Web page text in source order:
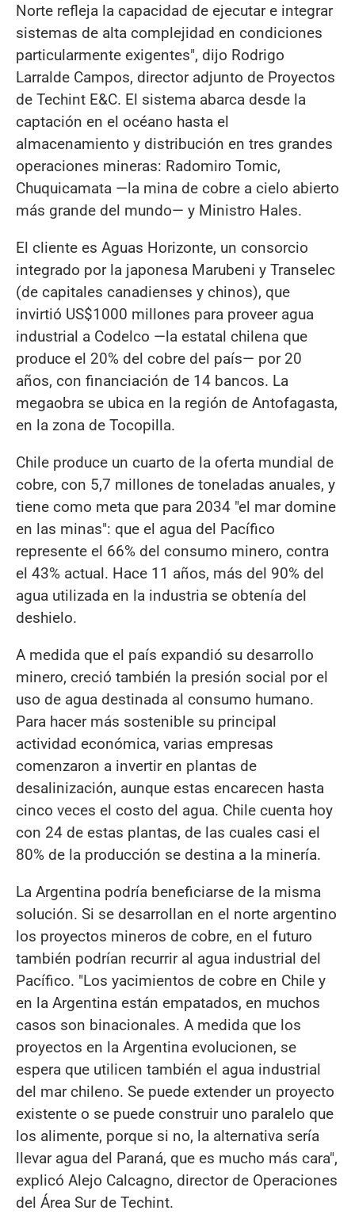
Norte refleja la capacidad de ejecutar e integrar
sistemas de alta complejidad en condiciones
particularmente exigentes", dijo Rodrigo
Larralde Campos, director adjunto de Proyectos
de Techint E&C. El sistema abarca desde la
captación en el océano hasta el
almacenamiento y distribución en tres grandes
operaciones mineras: Radomiro Tomic,
Chuquicamata —la mina de cobre a cielo abierto
más grande del mundo— y Ministro Hales.
El cliente es Aguas Horizonte, un consorcio
integrado por la japonesa Marubeni y Transelec
(de capitales canadienses y chinos), que
invirtió US$1000 millones para proveer agua
industrial a Codelco —la estatal chilena que
produce el 20% del cobre del país— por 20
años, con financiación de 14 bancos. La
megaobra se ubica en la región de Antofagasta,
en la zona de Tocopilla.
Chile produce un cuarto de la oferta mundial de
cobre, con 5,7 millones de toneladas anuales, y
tiene como meta que para 2034 "el mar domine
en las minas": que el agua del Pacífico
represente el 66% del consumo minero, contra
el 43% actual. Hace 11 años, más del 90% del
agua utilizada en la industria se obtenía del
deshielo.
A medida que el país expandió su desarrollo
minero, creció también la presión social por el
uso de agua destinada al consumo humano.
Para hacer más sostenible su principal
actividad económica, varias empresas
comenzaron a invertir en plantas de
desalinización, aunque estas encarecen hasta
cinco veces el costo del agua. Chile cuenta hoy
con 24 de estas plantas, de las cuales casi el
80% de la producción se destina a la minería.
La Argentina podría beneficiarse de la misma
solución. Si se desarrollan en el norte argentino
los proyectos mineros de cobre, en el futuro
también podrían recurrir al agua industrial del
Pacífico. "Los yacimientos de cobre en Chile y
en la Argentina están empatados, en muchos
casos son binacionales. A medida que los
proyectos en la Argentina evolucionen, se
espera que utilicen también el agua industrial
del mar chileno. Se puede extender un proyecto
existente o se puede construir uno paralelo que
los alimente, porque si no, la alternativa sería
llevar agua del Paraná, que es mucho más cara",
explicó Alejo Calcagno, director de Operaciones
del Área Sur de Techint.